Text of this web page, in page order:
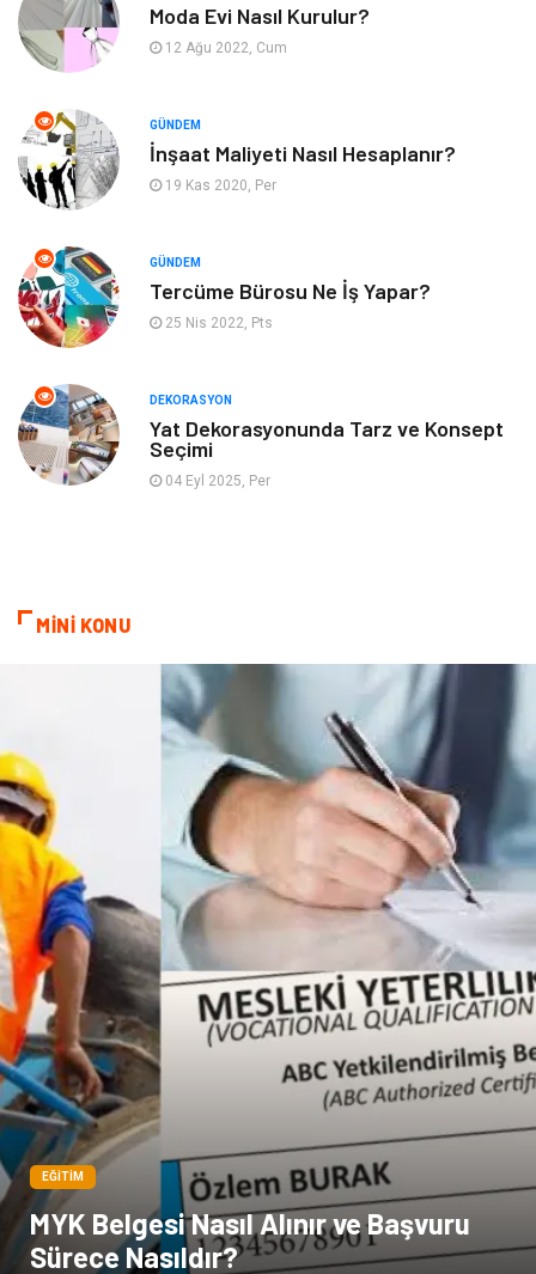
Güzellik & Bakım Tatil
Aksesuar Eğitim Kurumları
Hizmet
Mobilya
İnternet
Nakliyat
Hediyelik Eşya
Basın Yayın
Telekomünikasyon
Ambalaj İthalat İhracat
Dernekler ve Birlikler
Moda Evi Nasıl Kurulur?
12 Ağu 2022, Cum
GÜNDEM
İnşaat Maliyeti Nasıl Hesaplanır?
19 Kas 2020, Per
GÜNDEM
Tercüme Bürosu Ne İş Yapar?
25 Nis 2022, Pts
DEKORASYON
Yat Dekorasyonunda Tarz ve Konsept
Seçimi
04 Eyl 2025, Per
MİNİ KONU
EĞITIM
MYK Belgesi Nasıl Alınır ve Başvuru
Sürece Nasıldır?